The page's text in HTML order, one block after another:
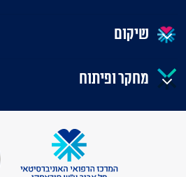
שיקום
מחקר ופיתוח